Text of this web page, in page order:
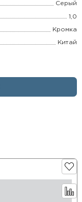
Серый
1,0
Кромка
Китай